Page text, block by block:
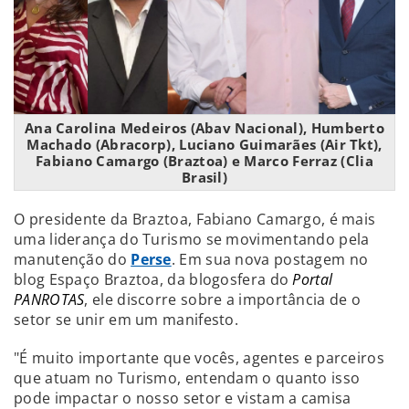
Ana Carolina Medeiros (Abav Nacional), Humberto
Machado (Abracorp), Luciano Guimarães (Air Tkt),
Fabiano Camargo (Braztoa) e Marco Ferraz (Clia
Brasil)
O presidente da Braztoa, Fabiano Camargo, é mais
uma liderança do Turismo se movimentando pela
manutenção do Perse. Em sua nova postagem no
blog Espaço Braztoa, da blogosfera doPortal
PANROTAS, ele discorre sobre a importância de o
setor se unir em um manifesto.
"É muito importante que vocês, agentes e parceiros
que atuam no Turismo, entendam o quanto isso
pode impactar o nosso setor e vistam a camisa